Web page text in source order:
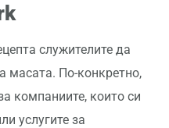
служителите да
масата. По-конкретно,
компаниите, които си
услугите за